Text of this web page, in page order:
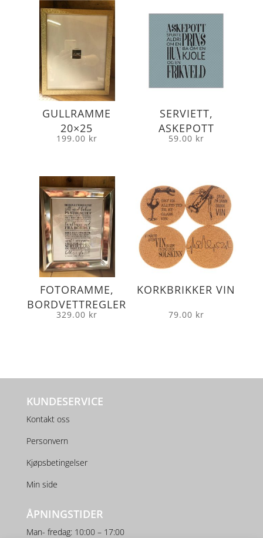
GULLRAMME
20×25
199.00 kr
SERVIETT,
ASKEPOTT
59.00 kr
FOTORAMME,
BORDVETTREGLER
329.00 kr
KORKBRIKKER VIN
79.00 kr
KUNDESERVICE
Kontakt oss
Personvern
Kjøpsbetingelser
Min side
ÅPNINGSTIDER
Man- fredag: 10:00 – 17:00